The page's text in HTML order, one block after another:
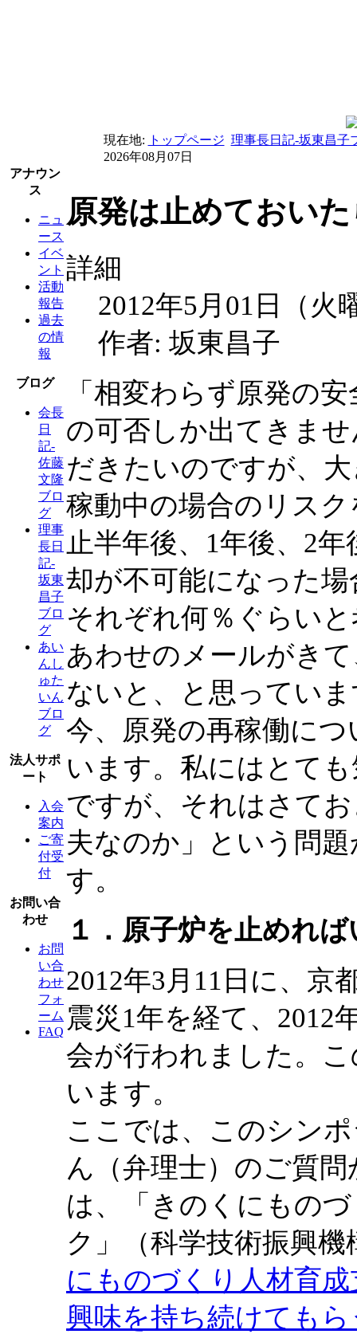
現在地: トップページ 理事長日記-坂東昌子
2026年08月07日
アナウン
ス
ニュ
ース
イベ
ント
活動
報告
過去
の情
報
ブログ
会長
日
記-
佐藤
文隆
ブロ
グ
理事
長日
記-
坂東
昌子
ブロ
グ
あい
んし
ゅた
いん
ブロ
グ
法人サポ
ート
入会
案内
ご寄
付受
付
お問い合
わせ
お問
い合
わせ
フォ
ーム
FAQ
原発は止めておい
詳細
2012年5月01日（火
作者: 坂東昌子
「相変わらず原発の
の可否しか出てきま
だきたいのですが、
稼動中の場合のリス
止半年後、1年後、2
却が不可能になった
それぞれ何％ぐらい
あわせのメールがき
ないと、と思ってい
今、原発の再稼働に
います。私にはとて
ですが、それはさて
夫なのか」という問
す。
１．原子炉を止めれ
2012年3月11日に、京
震災1年を経て、2012
会が行われました。
います。
ここでは、このシン
ん（弁理士）のご質
は、「きのくにもの
ク」（科学技術振興
にものづくり人材育
興味を持ち続けても